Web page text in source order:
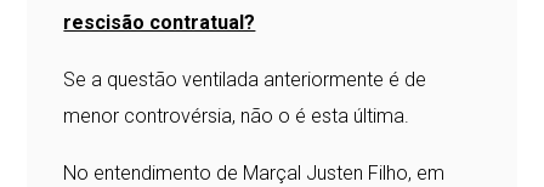
rescisão contratual?
Se a questão ventilada anteriormente é de
menor controvérsia, não o é esta última.
No entendimento de Marçal Justen Filho, em